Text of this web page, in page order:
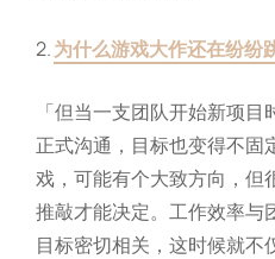
2.为什么游戏大作还在纷纷
「但当一支团队开始新项
正式沟通，目标也变得不固
戏，可能有个大致方向，但
推敲才能决定。工作效率与
目标密切相关，这时候就不